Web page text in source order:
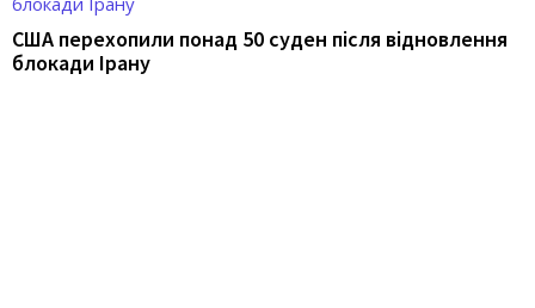
США перехопили понад 50 суден після відновлення
блокади Ірану